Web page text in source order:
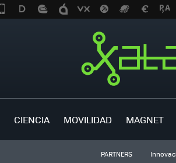
CIENCIA MOVILIDAD MAGNET
PARTNERS